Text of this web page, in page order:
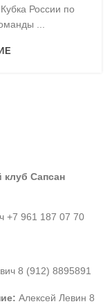
России по
...
клуб Сапсан
+7 961 187 07 70
8 (912) 8895891
Алексей Левин 8